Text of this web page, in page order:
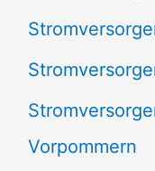
Vorpommern